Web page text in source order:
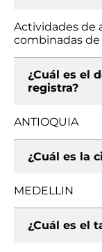
Actividades de
combinadas
¿Cuál es el
registra?
ANTIOQUIA
¿Cuál es la
MEDELLIN
¿Cuál es el